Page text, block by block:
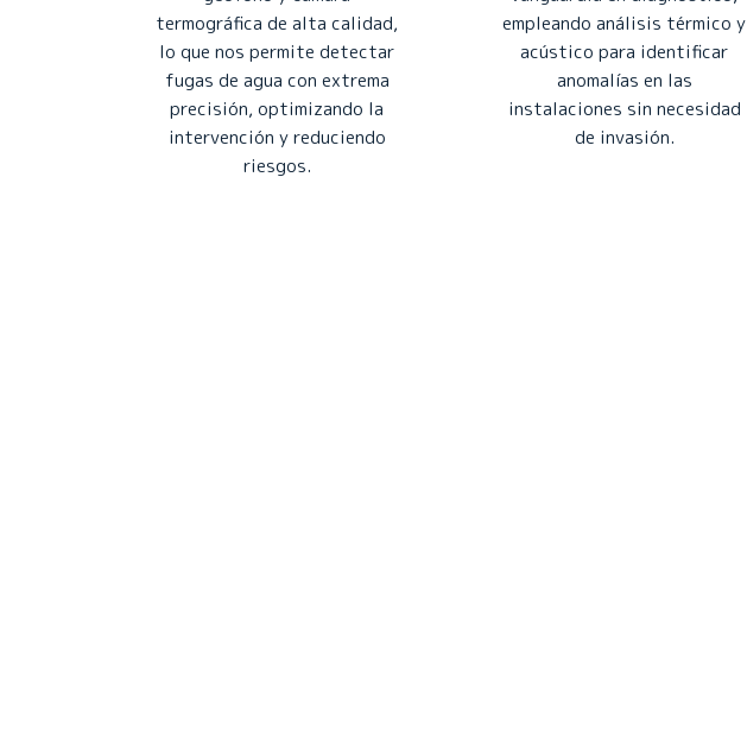
termográfica de alta calidad,
lo que nos permite detectar
fugas de agua con extrema
precisión, optimizando la
intervención y reduciendo
riesgos.
empleando análisis térmico y
acústico para identificar
anomalías en las
instalaciones sin necesidad
de invasión.